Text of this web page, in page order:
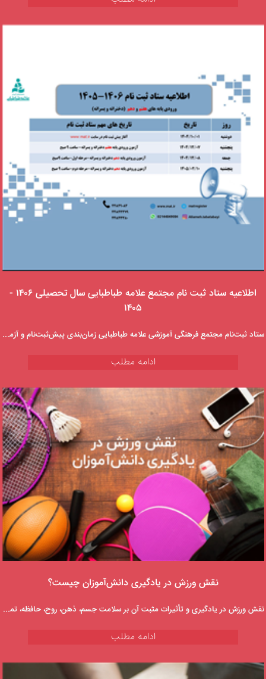
اطلاعیه ستاد ثبت نام مجتمع علامه طباطبایی سال تحصیلی ۱۴۰۶ -
۱۴۰۵
ستاد ثبت‌نام مجتمع فرهنگی آموزشی علامه طباطبایی زمان‌بندی پیش‌ثبت‌نام و آزمون‌های ورودی پایه‌های هفتم و دهم پسرانه و دخترانه را اعلام کرد.
ادامه مطلب
نقش ورزش در یادگیری دانش‌آموزان چیست؟
نقش ورزش در یادگیری و تأثیرات مثبت آن بر سلامت جسم، ذهن، روح، حافظه، تمرکز و...
ادامه مطلب